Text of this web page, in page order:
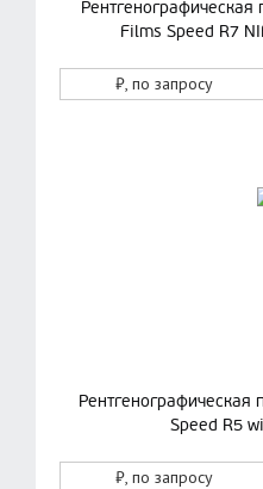
Рентгенографическая
Films Speed R7
₽, по запросу
Рентгенографическая
Speed R5
₽, по запросу